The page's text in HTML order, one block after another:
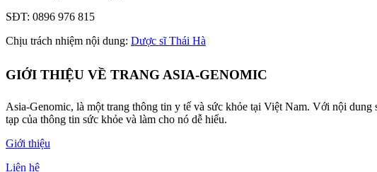
SĐT: 0896 976 815
Chịu trách nhiệm nội dung: Dược sĩ Thái Hà
GIỚI THIỆU VỀ TRANG ASIA-GENOMIC
Asia-Genomic, là một trang thông tin y tế và sức khỏe tại Việt Nam. Với nội
tạp của thông tin sức khỏe và làm cho nó dễ hiểu.
Giới thiệu
Liên hệ